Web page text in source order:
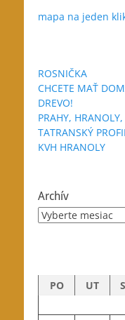
mapa na jeden
ROSNIČKA
CHCETE MAŤ
DREVO!
PRAHY,
TATRANSKÝ
KVH HRANOLY
Archív
Archív
PO UT